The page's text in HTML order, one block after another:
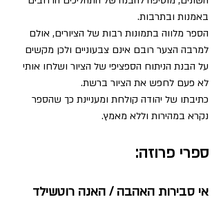
באמנות ובתרבות.
הספר מלווה בתמונות רבות של הציורים, אולם
למרבה הצער רובם אינם צבעוניים ולכן מקשים
על הבנת הניתוח הספציפי של הציור ושלחו אותי
לא פעם לחפש את הציור ברשת.
כתיבתו של יהודה קולחת ומעניינת כך שהספר
נקרא במהירות וללא מאמץ.
ספרי פרוזה:
אי סבירות האהבה / האנה רוטשילד